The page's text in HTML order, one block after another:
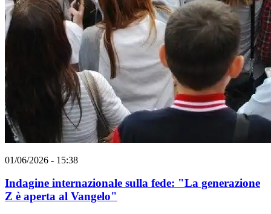
01/06/2026 - 15:38
Indagine internazionale sulla fede: "La generazione
Z è aperta al Vangelo"